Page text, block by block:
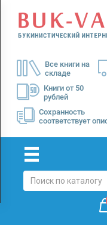
Все книги на
складе
Книги от 50
рублей
Сохранность
соответствует
Menu
Доставка
Оплата